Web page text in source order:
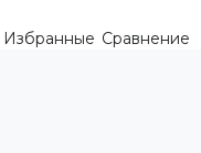
Избранные Сравнение